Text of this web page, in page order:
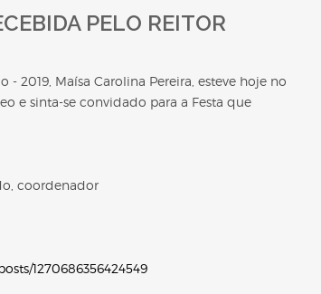
PELO REITOR
2019, Maísa Carolina Pereira, esteve hoje no
e sinta-se convidado para a Festa que
coordenador
1270686356424549